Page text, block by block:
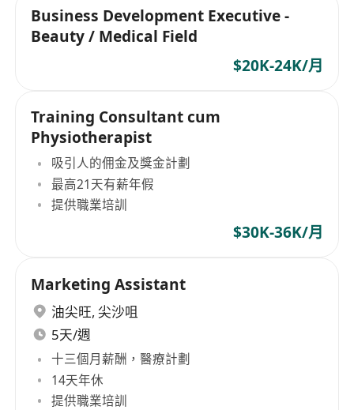
Business Development Executive -
Beauty / Medical Field
$20K-24K/月
Training Consultant cum
Physiotherapist
吸引人的佣金及獎金計劃
最高21天有薪年假
提供職業培訓
$30K-36K/月
Marketing Assistant
油尖旺, 尖沙咀
5天/週
十三個月薪酬，醫療計劃
14天年休
提供職業培訓